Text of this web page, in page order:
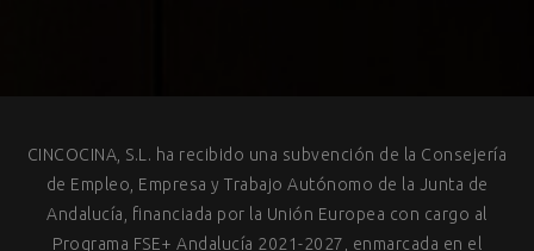
CINCOCINA, S.L. ha recibido una subvención de la Consejería
de Empleo, Empresa y Trabajo Autónomo de la Junta de
Andalucía, financiada por la Unión Europea con cargo al
Programa FSE+ Andalucía 2021-2027, enmarcada en el